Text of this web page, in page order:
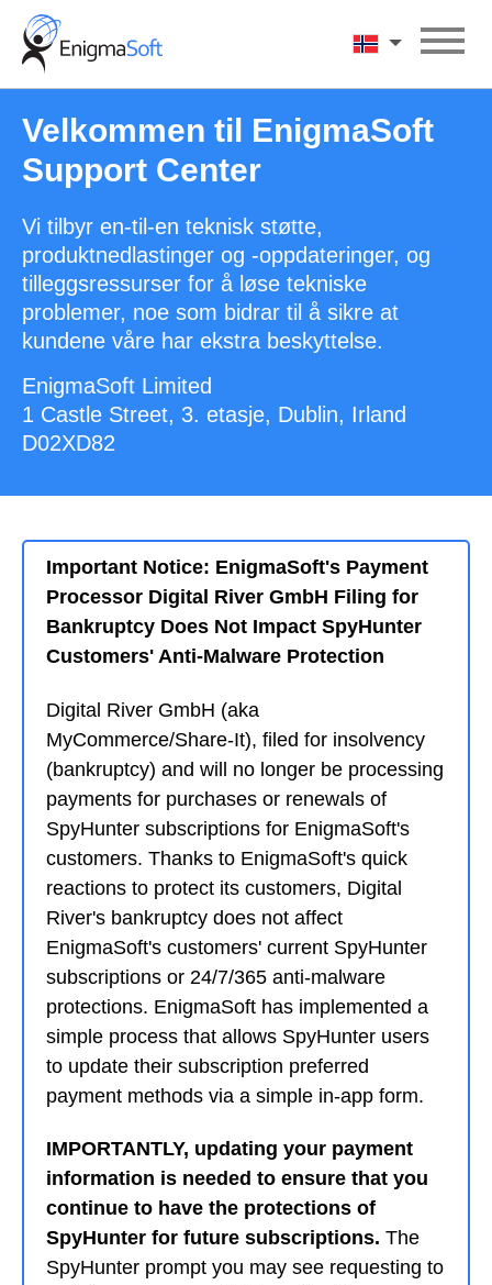
Skip
content
Norsk
Velkommen til EnigmaSoft
Support Center
Vi tilbyr en-til-en teknisk støtte,
produktnedlastinger og -oppdateringer, og
tilleggsressurser for å løse tekniske
problemer, noe som bidrar til å sikre at
kundene våre har ekstra beskyttelse.
EnigmaSoft Limited
1 Castle Street, 3. etasje, Dublin, Irland
D02XD82
Important Notice: EnigmaSoft's Payment
Processor Digital River GmbH Filing for
Bankruptcy Does Not Impact SpyHunter
Customers' Anti-Malware Protection
Digital River GmbH (aka
MyCommerce/Share-It), filed for insolvency
(bankruptcy) and will no longer be processing
payments for purchases or renewals of
SpyHunter subscriptions for EnigmaSoft's
customers. Thanks to EnigmaSoft's quick
reactions to protect its customers, Digital
River's bankruptcy does not affect
EnigmaSoft's customers' current SpyHunter
subscriptions or 24/7/365 anti-malware
protections. EnigmaSoft has implemented a
simple process that allows SpyHunter users
to update their subscription preferred
payment methods via a simple in-app form.
IMPORTANTLY, updating your payment
information is needed to ensure that you
continue to have the protections of
SpyHunter for future subscriptions. The
SpyHunter prompt you may see requesting to